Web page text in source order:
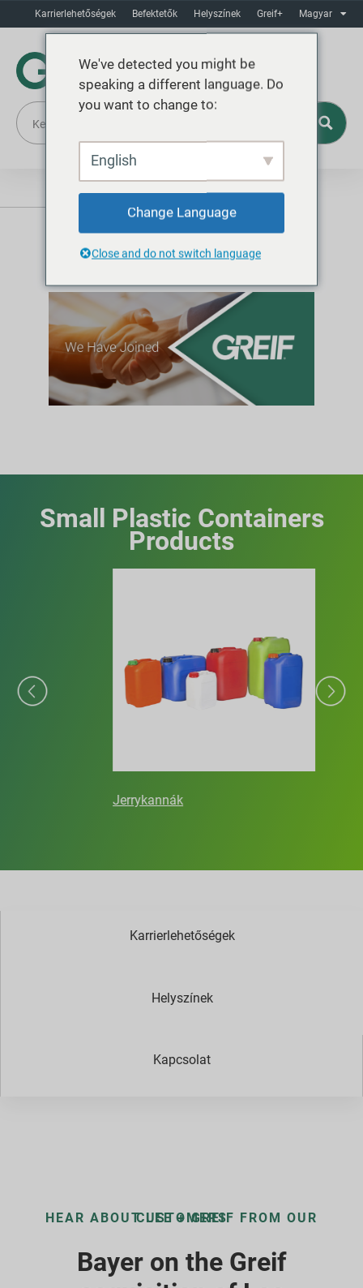
Karrierlehetőségek Befektetők Helyszínek Greif+ Magyar
Small Plastic Containers
Products
Jerrykannák
Karrierlehetőségek
Helyszínek
Kapcsolat
HEAR ABOUT LEE + GREIF FROM OUR CUSTOMERS
Bayer on the Greif
We've detected you might be
speaking a different language. Do
you want to change to:
English
Change Language
Close and do not switch language